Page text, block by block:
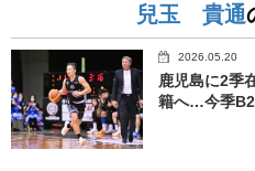
兒玉 貴通
2026.05.20
鹿児島に2季
籍へ…今季B2